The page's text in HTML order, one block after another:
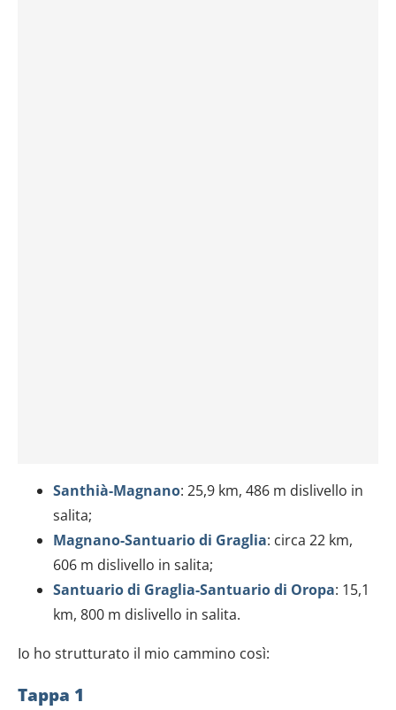
Santhià-Magnano: 25,9 km, 486 m dislivello in
salita;
Magnano-Santuario di Graglia: circa 22 km,
606 m dislivello in salita;
Santuario di Graglia-Santuario di Oropa: 15,1
km, 800 m dislivello in salita.
Io ho strutturato il mio cammino così:
Tappa 1